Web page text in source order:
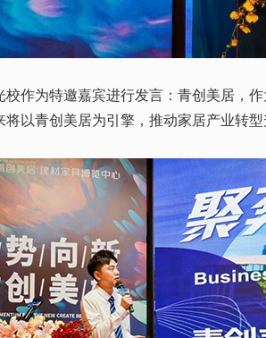
为特邀嘉宾进行发言：青创美居，作
以青创美居为引擎，推动家居产业转